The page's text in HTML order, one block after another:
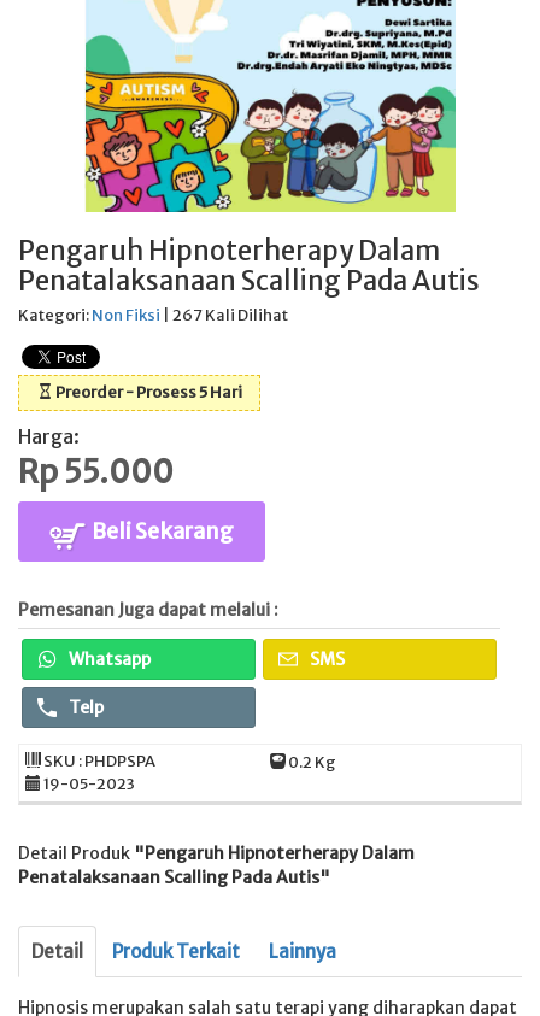
Pengaruh Hipnoterherapy Dalam
Penatalaksanaan Scalling Pada Autis
Kategori:Non Fiksi | 267 Kali Dilihat
Preorder - Prosess 5 Hari
Harga:
Rp 55.000
Beli Sekarang
Pemesanan Juga dapat melalui :
Whatsapp SMS
Telp
SKU : PHDPSPA
0.2 Kg
19-05-2023
Detail Produk "Pengaruh Hipnoterherapy Dalam
Penatalaksanaan Scalling Pada Autis"
Detail Produk Terkait Lainnya
Hipnosis merupakan salah satu terapi yang diharapkan dapat